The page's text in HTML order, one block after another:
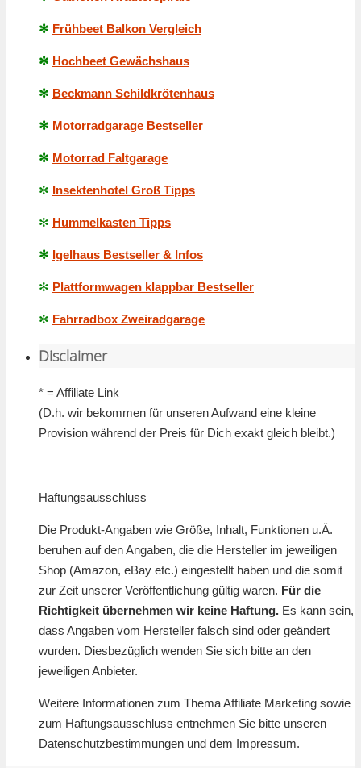
✻ Frühbeet Balkon Vergleich
✻ Hochbeet Gewächshaus
✻ Beckmann Schildkrötenhaus
✻ Motorradgarage Bestseller
✻ Motorrad Faltgarage
✻ Insektenhotel Groß Tipps
✻ Hummelkasten Tipps
✻ Igelhaus Bestseller & Infos
✻ Plattformwagen klappbar Bestseller
✻ Fahrradbox Zweiradgarage
Disclaimer
* = Affiliate Link
(D.h. wir bekommen für unseren Aufwand eine kleine
Provision während der Preis für Dich exakt gleich bleibt.)
Haftungsausschluss
Die Produkt-Angaben wie Größe, Inhalt, Funktionen u.Ä.
beruhen auf den Angaben, die die Hersteller im jeweiligen
Shop (Amazon, eBay etc.) eingestellt haben und die somit
zur Zeit unserer Veröffentlichung gültig waren. Für die
Richtigkeit übernehmen wir keine Haftung. Es kann sein,
dass Angaben vom Hersteller falsch sind oder geändert
wurden. Diesbezüglich wenden Sie sich bitte an den
jeweiligen Anbieter.
Weitere Informationen zum Thema Affiliate Marketing sowie
zum Haftungsausschluss entnehmen Sie bitte unseren
Datenschutzbestimmungen und dem Impressum.